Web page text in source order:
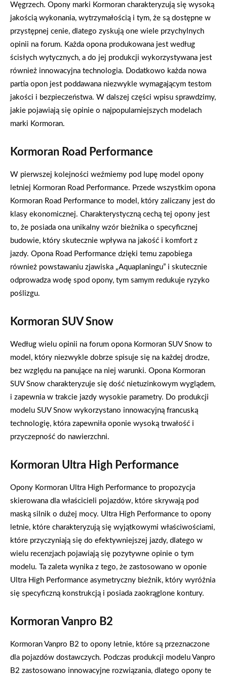
Węgrzech. Opony marki Kormoran charakteryzują się wysoką
jakością wykonania, wytrzymałością i tym, że są dostępne w
przystępnej cenie, dlatego zyskują one wiele przychylnych
opinii na forum. Każda opona produkowana jest według
ścisłych wytycznych, a do jej produkcji wykorzystywana jest
również innowacyjna technologia. Dodatkowo każda nowa
partia opon jest poddawana niezwykle wymagającym testom
jakości i bezpieczeństwa. W dalszej części wpisu sprawdzimy,
jakie pojawiają się opinie o najpopularniejszych modelach
marki Kormoran.
Kormoran Road Performance
W pierwszej kolejności weźmiemy pod lupę model opony
letniej Kormoran Road Performance. Przede wszystkim opona
Kormoran Road Performance to model, który zaliczany jest do
klasy ekonomicznej. Charakterystyczną cechą tej opony jest
to, że posiada ona unikalny wzór bieżnika o specyficznej
budowie, który skutecznie wpływa na jakość i komfort z
jazdy. Opona Road Performance dzięki temu zapobiega
również powstawaniu zjawiska „Aquaplaningu” i skutecznie
odprowadza wodę spod opony, tym samym redukuje ryzyko
poślizgu.
Kormoran SUV Snow
Według wielu opinii na forum opona Kormoran SUV Snow to
model, który niezwykle dobrze spisuje się na każdej drodze,
bez względu na panujące na niej warunki. Opona Kormoran
SUV Snow charakteryzuje się dość nietuzinkowym wyglądem,
i zapewnia w trakcie jazdy wysokie parametry. Do produkcji
modelu SUV Snow wykorzystano innowacyjną francuską
technologię, która zapewniła oponie wysoką trwałość i
przyczepność do nawierzchni.
Kormoran Ultra High Performance
Opony Kormoran Ultra High Performance to propozycja
skierowana dla właścicieli pojazdów, które skrywają pod
maską silnik o dużej mocy. Ultra High Performance to opony
letnie, które charakteryzują się wyjątkowymi właściwościami,
które przyczyniają się do efektywniejszej jazdy, dlatego w
wielu recenzjach pojawiają się pozytywne opinie o tym
modelu. Ta zaleta wynika z tego, że zastosowano w oponie
Ultra High Performance asymetryczny bieżnik, który wyróżnia
się specyficzną konstrukcją i posiada zaokrąglone kontury.
Kormoran Vanpro B2
Kormoran Vanpro B2 to opony letnie, które są przeznaczone
dla pojazdów dostawczych. Podczas produkcji modelu Vanpro
B2 zastosowano innowacyjne rozwiązania, dlatego opony te